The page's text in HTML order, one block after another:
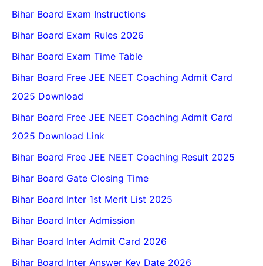
Bihar Board Exam Instructions
Bihar Board Exam Rules 2026
Bihar Board Exam Time Table
Bihar Board Free JEE NEET Coaching Admit Card
2025 Download
Bihar Board Free JEE NEET Coaching Admit Card
2025 Download Link
Bihar Board Free JEE NEET Coaching Result 2025
Bihar Board Gate Closing Time
Bihar Board Inter 1st Merit List 2025
Bihar Board Inter Admission
Bihar Board Inter Admit Card 2026
Bihar Board Inter Answer Key Date 2026